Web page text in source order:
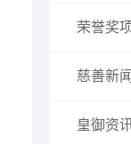
荣誉奖
慈善新闻
皇御资